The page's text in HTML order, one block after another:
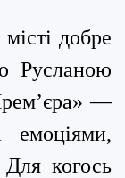
добре
Русланою
—
емоціями,
когось